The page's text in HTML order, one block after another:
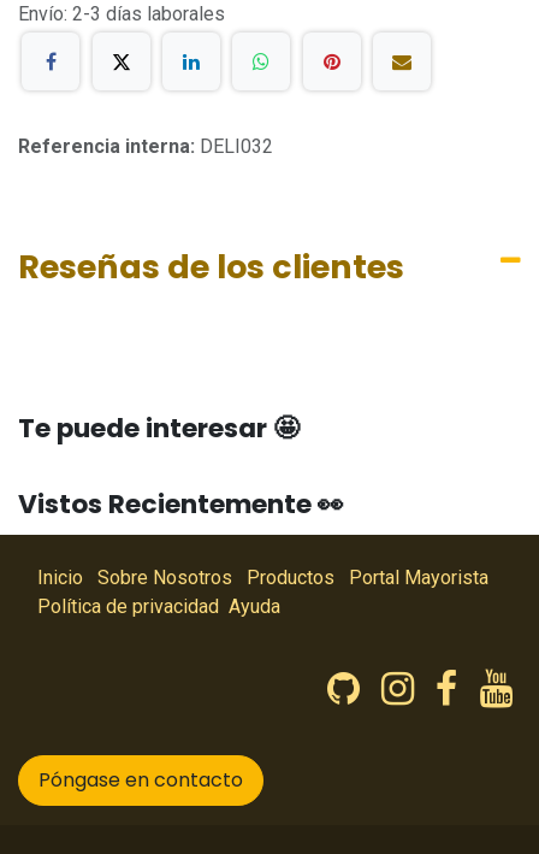
Envío: 2-3 días laborales
Referencia interna: DELI032
Reseñas de los clientes
Te puede interesar 🤩
Vistos Recientemente 👀
Inicio Sobre Nosotros Productos
Portal Mayorista
Política de privacidad Ayuda
Póngase en contacto